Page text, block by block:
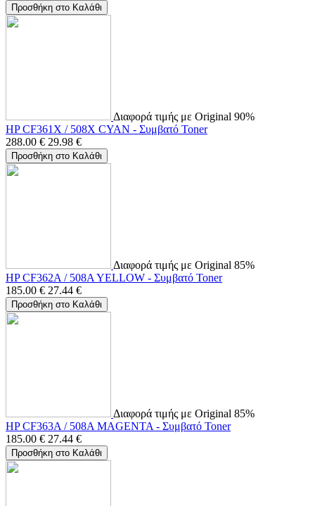
Προσθήκη στο Καλάθι
Διαφορά τιμής με Original 90%
HP CF361X / 508X CYAN - Συμβατό Toner
288.00 € 29.98 €
Προσθήκη στο Καλάθι
Διαφορά τιμής με Original 85%
HP CF362A / 508A YELLOW - Συμβατό Toner
185.00 € 27.44 €
Προσθήκη στο Καλάθι
Διαφορά τιμής με Original 85%
HP CF363A / 508A MAGENTA - Συμβατό Toner
185.00 € 27.44 €
Προσθήκη στο Καλάθι